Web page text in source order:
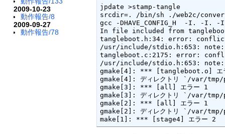
2009-10-23
動作報告/8
2009-09-27
動作報告/78
jpdate >stamp-tangle
srcdir=. /bin/sh ./web2c/
gcc -DHAVE_CONFIG_H  -I.
In file included from
tangleboot.h:34: error:
/usr/include/stdio.h:653:
tangleboot.c:2175: error:
/usr/include/stdio.h:653:
gmake[4]: *** [tangleboot.o] エ
gmake[4]: ディレクトリ `/var/
gmake[3]: *** [all] エラー 1
gmake[3]: ディレクトリ `/var/
gmake[2]: *** [all] エラー 1
gmake[2]: ディレクトリ `/var/
make[1]: *** [stage4] エラー 2